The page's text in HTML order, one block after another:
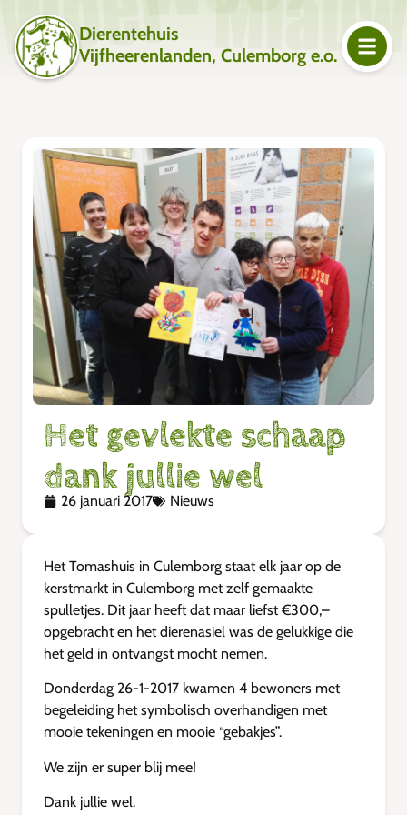
Dierentehuis
Vijfheerenlanden, Culemborg e.o.
Het gevlekte schaap
dank jullie wel
26 januari 2017 Nieuws
Het Tomashuis in Culemborg staat elk jaar op de
kerstmarkt in Culemborg met zelf gemaakte
spulletjes. Dit jaar heeft dat maar liefst €300,–
opgebracht en het dierenasiel was de gelukkige die
het geld in ontvangst mocht nemen.
Donderdag 26-1-2017 kwamen 4 bewoners met
begeleiding het symbolisch overhandigen met
mooie tekeningen en mooie “gebakjes”.
We zijn er super blij mee!
Dank jullie wel.